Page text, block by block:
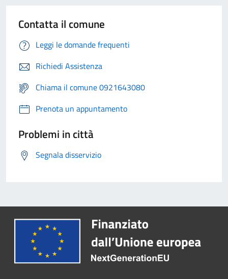
Contatta il comune
Leggi le domande frequenti
Richiedi Assistenza
Chiama il comune 0921643080
Prenota un appuntamento
Problemi in città
Segnala disservizio